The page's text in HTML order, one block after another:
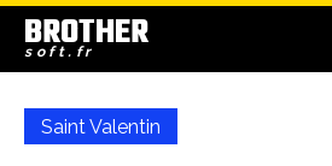
BROTHER
soft.fr
Saint Valentin